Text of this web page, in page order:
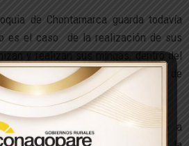
de Chontamarca guarda todavía
es el caso de la realización de sus
y realizan sus mingas, dentro del
es en limpieza de vías, arreglo de
agua entubada.
otros cambios en cuanto a